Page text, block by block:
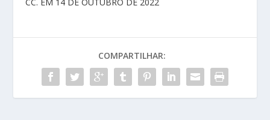
COMPARTILHAR: